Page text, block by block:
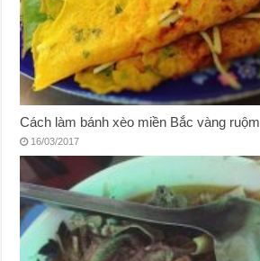
Cách làm bánh xèo miền Bắc vàng ruộm
16/03/2017